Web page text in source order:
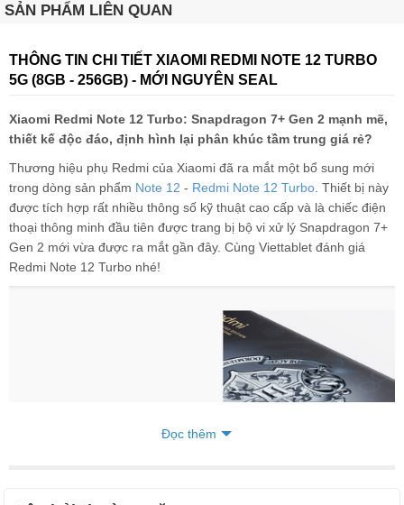
SẢN PHẨM LIÊN QUAN
THÔNG TIN CHI TIẾT XIAOMI REDMI NOTE 12 TURBO
5G (8GB - 256GB) - MỚI NGUYÊN SEAL
Xiaomi Redmi Note 12 Turbo: Snapdragon 7+ Gen 2 mạnh mẽ,
thiết kế độc đáo, định hình lại phân khúc tầm trung giá rẻ?
Thương hiệu phụ Redmi của Xiaomi đã ra mắt một bổ sung mới
trong dòng sản phẩm Note 12 - Redmi Note 12 Turbo . Thiết bị này
được tích hợp rất nhiều thông số kỹ thuật cao cấp và là chiếc điện
thoại thông minh đầu tiên được trang bị bộ vi xử lý Snapdragon 7+
Gen 2 mới vừa được ra mắt gần đây. Cùng Viettablet đánh giá
Redmi Note 12 Turbo nhé!
Đọc thêm